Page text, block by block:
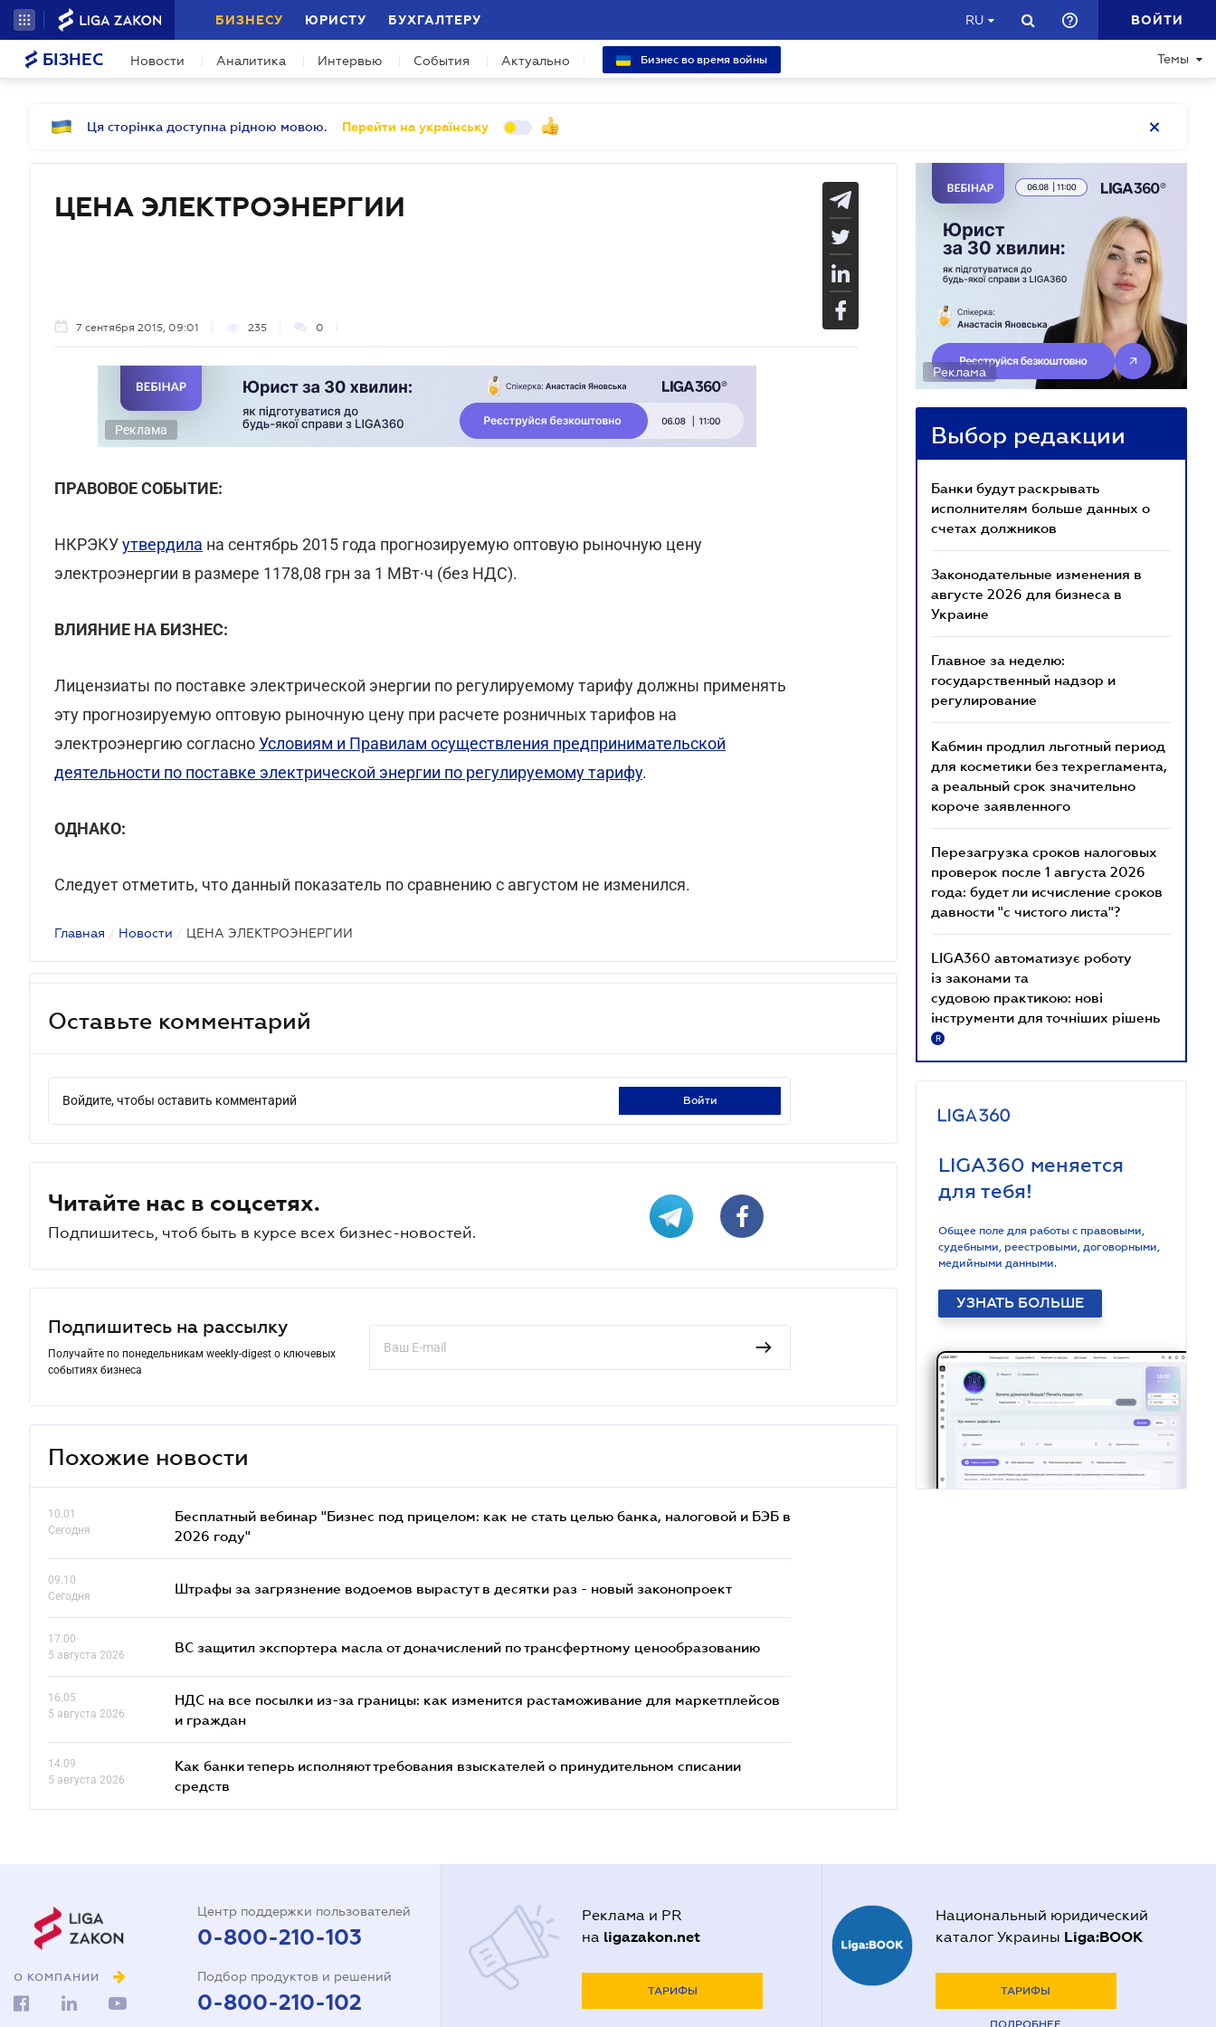
БИЗНЕСУ ЮРИСТУ БУХГАЛТЕРУ RU ВОЙТИ
БІЗНЕС Новости Аналитика Интервью События Актуально Бизнес во время войны Темы
Ця сторінка доступна рідною мовою. Перейти на українську
ЦЕНА ЭЛЕКТРОЭНЕРГИИ
7 сентября 2015, 09:01 235 0
Реклама
ПРАВОВОЕ СОБЫТИЕ:
НКРЭКУутвердила на сентябрь 2015 года прогнозируемую оптовую рыночную цену
электроэнергии в размере 1178,08 грн за 1 МВт·ч (без НДС).
ВЛИЯНИЕ НА БИЗНЕС:
Лицензиаты по поставке электрической энергии по регулируемому тарифу должны применять
эту прогнозируемую оптовую рыночную цену при расчете розничных тарифов на
электроэнергию согласноУсловиям и Правилам осуществления предпринимательской
деятельности по поставке электрической энергии по регулируемому тарифу.
ОДНАКО:
Следует отметить, что данный показатель по сравнению с августом не изменился.
Главная / Новости / ЦЕНА ЭЛЕКТРОЭНЕРГИИ
Оставьте комментарий
Войдите, чтобы оставить комментарий войти
Читайте нас в соцсетях.
Подпишитесь, чтоб быть в курсе всех бизнес-новостей.
Подпишитесь на рассылку
Получайте по понедельникам weekly-digest о ключевых
событиях бизнеса
Похожие новости
10.01
Сегодня
Бесплатный вебинар "Бизнес под прицелом: как не стать целью банка, налоговой и БЭБ в
2026 году"
09.10
Сегодня
Штрафы за загрязнение водоемов вырастут в десятки раз - новый законопроект
17.00
5 августа 2026
ВС защитил экспортера масла от доначислений по трансфертному ценообразованию
16.05
5 августа 2026
НДС на все посылки из-за границы: как изменится растаможивание для маркетплейсов
и граждан
14.09
5 августа 2026
Как банки теперь исполняют требования взыскателей о принудительном списании
средств
Реклама
Выбор редакции
Банки будут раскрывать
исполнителям больше данных о
счетах должников
Законодательные изменения в
августе 2026 для бизнеса в
Украине
Главное за неделю:
государственный надзор и
регулирование
Кабмин продлил льготный период
для косметики без техрегламента,
а реальный срок значительно
короче заявленного
Перезагрузка сроков налоговых
проверок после 1 августа 2026
года: будет ли исчисление сроков
давности "с чистого листа"?
LIGA360 автоматизує роботу
із законами та
судовою практикою: нові
інструменти для точніших рішень
R
LIGA360 меняется
для тебя!
Общее поле для работы с правовыми,
судебными, реестровыми, договорными,
медийными данными.
УЗНАТЬ БОЛЬШЕ
О КОМПАНИИ
Центр поддержки пользователей
0-800-210-103
Подбор продуктов и решений
0-800-210-102
Реклама и PR
на ligazakon.net
ТАРИФЫ
Национальный юридический
каталог Украины Liga:BOOK
ТАРИФЫ
ПОДРОБНЕЕ